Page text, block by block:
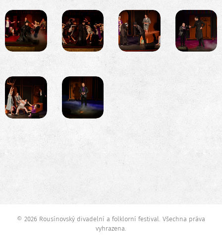
© 2026 Rousínovský divadelní a folklorní festival. Všechna práva
vyhrazena.